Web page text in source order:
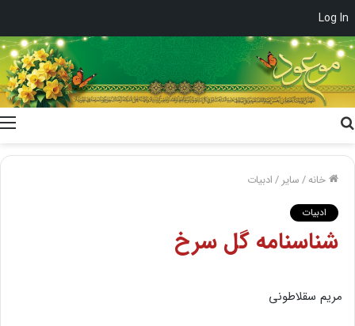
Log In
خانه/سایر /ادبیات
ادبیات
شناسنامه گل سرخ
مریم سقلاطونی